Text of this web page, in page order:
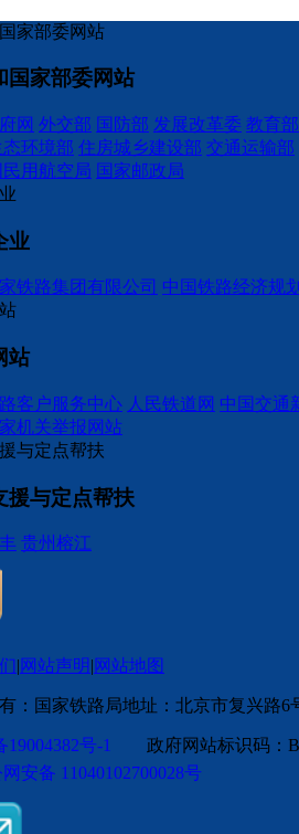
家部委网站
国家部委网站
网 外交部 国防部 发展改革委 教育部
态环境部 住房城乡建设部 交通运输部
民用航空局 国家邮政局
业
铁路集团有限公司 中国铁路经济规
站
客户服务中心 人民铁道网 中国交通
机关举报网站
与定点帮扶
援与定点帮扶
贵州榕江
|网站声明|网站地图
：国家铁路局地址：北京市复兴路6
19004382号-1
政府网站标识码
安备 11040102700028号